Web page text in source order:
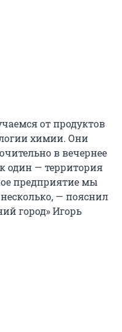
от продуктов
химии. Они
в вечернее
один — территория
предприятие мы
— пояснил
город» Игорь